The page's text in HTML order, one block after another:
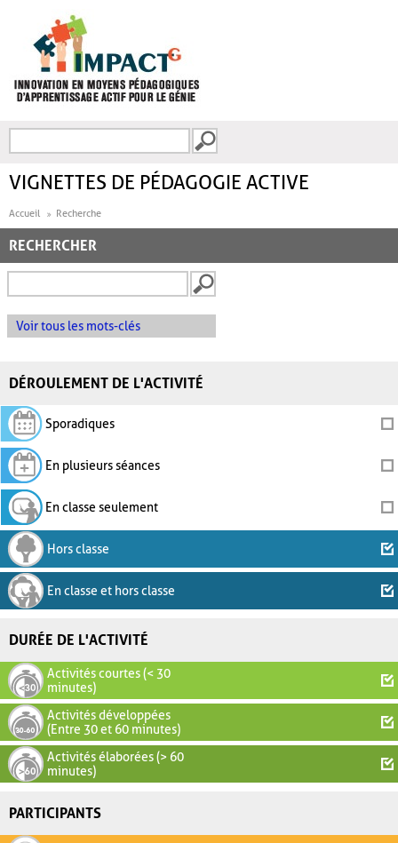
FORMULAIRE DE
VIGNETTES DE PÉDAGOGIE ACTIVE
Accueil Recherche
RECHERCHER
Voir tous les mots-clés
DÉROULEMENT DE L'ACTIVITÉ
Sporadiques
En plusieurs séances
En classe seulement
Hors classe
En classe et hors classe
DURÉE DE L'ACTIVITÉ
Activités courtes (< 30
minutes)
Activités développées
(Entre 30 et 60 minutes)
Activités élaborées (> 60
minutes)
PARTICIPANTS